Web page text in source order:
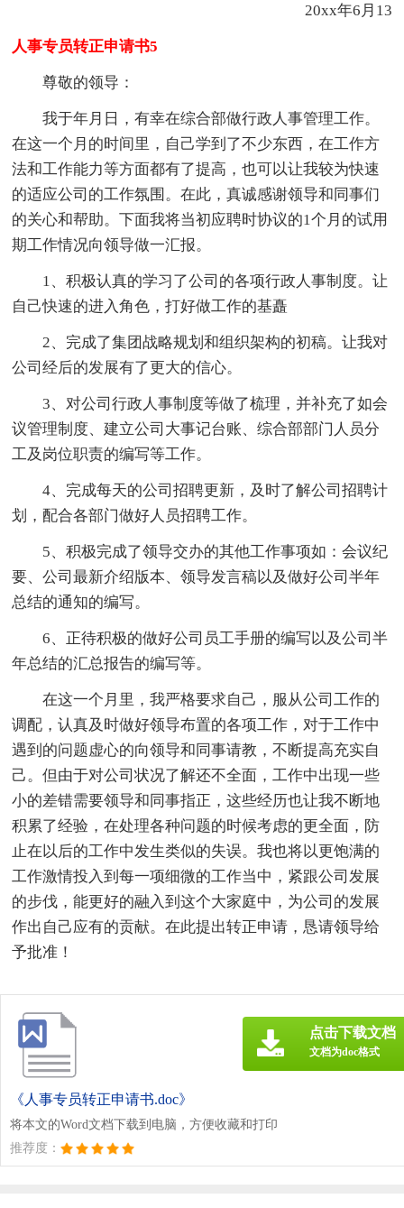
20xx年6月13
人事专员转正申请书5
尊敬的领导：
我于年月日，有幸在综合部做行政人事管理工作。
在这一个月的时间里，自己学到了不少东西，在工作方
法和工作能力等方面都有了提高，也可以让我较为快速
的适应公司的工作氛围。在此，真诚感谢领导和同事们
的关心和帮助。下面我将当初应聘时协议的1个月的试用
期工作情况向领导做一汇报。
1、积极认真的学习了公司的各项行政人事制度。让
自己快速的进入角色，打好做工作的基矗
2、完成了集团战略规划和组织架构的初稿。让我对
公司经后的发展有了更大的信心。
3、对公司行政人事制度等做了梳理，并补充了如会
议管理制度、建立公司大事记台账、综合部部门人员分
工及岗位职责的编写等工作。
4、完成每天的公司招聘更新，及时了解公司招聘计
划，配合各部门做好人员招聘工作。
5、积极完成了领导交办的其他工作事项如：会议纪
要、公司最新介绍版本、领导发言稿以及做好公司半年
总结的通知的编写。
6、正待积极的做好公司员工手册的编写以及公司半
年总结的汇总报告的编写等。
在这一个月里，我严格要求自己，服从公司工作的
调配，认真及时做好领导布置的各项工作，对于工作中
遇到的问题虚心的向领导和同事请教，不断提高充实自
己。但由于对公司状况了解还不全面，工作中出现一些
小的差错需要领导和同事指正，这些经历也让我不断地
积累了经验，在处理各种问题的时候考虑的更全面，防
止在以后的工作中发生类似的失误。我也将以更饱满的
工作激情投入到每一项细微的工作当中，紧跟公司发展
的步伐，能更好的融入到这个大家庭中，为公司的发展
作出自己应有的贡献。在此提出转正申请，恳请领导给
予批准！
《人事专员转正申请书.doc》
将本文的Word文档下载到电脑，方便收藏和打印
推荐度：
点击下载文档
文档为doc格式